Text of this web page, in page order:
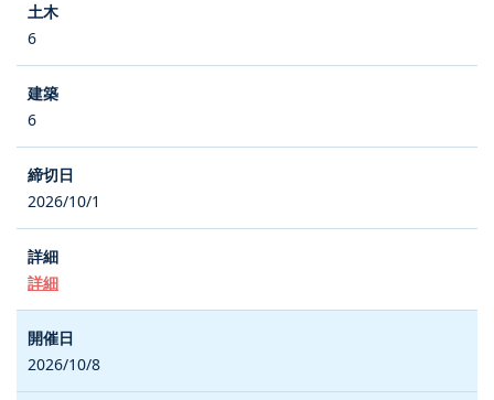
6
6
2026/10/1
詳細
2026/10/8